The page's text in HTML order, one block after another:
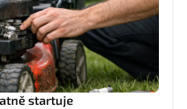
startuje